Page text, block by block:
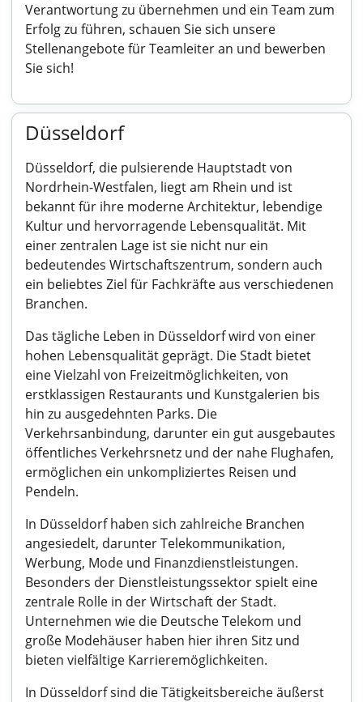
Verantwortung zu übernehmen und ein Team zum
Erfolg zu führen, schauen Sie sich unsere
Stellenangebote für Teamleiter an und bewerben
Sie sich!
Düsseldorf
Düsseldorf, die pulsierende Hauptstadt von
Nordrhein-Westfalen, liegt am Rhein und ist
bekannt für ihre moderne Architektur, lebendige
Kultur und hervorragende Lebensqualität. Mit
einer zentralen Lage ist sie nicht nur ein
bedeutendes Wirtschaftszentrum, sondern auch
ein beliebtes Ziel für Fachkräfte aus verschiedenen
Branchen.
Das tägliche Leben in Düsseldorf wird von einer
hohen Lebensqualität geprägt. Die Stadt bietet
eine Vielzahl von Freizeitmöglichkeiten, von
erstklassigen Restaurants und Kunstgalerien bis
hin zu ausgedehnten Parks. Die
Verkehrsanbindung, darunter ein gut ausgebautes
öffentliches Verkehrsnetz und der nahe Flughafen,
ermöglichen ein unkompliziertes Reisen und
Pendeln.
In Düsseldorf haben sich zahlreiche Branchen
angesiedelt, darunter Telekommunikation,
Werbung, Mode und Finanzdienstleistungen.
Besonders der Dienstleistungssektor spielt eine
zentrale Rolle in der Wirtschaft der Stadt.
Unternehmen wie die Deutsche Telekom und
große Modehäuser haben hier ihren Sitz und
bieten vielfältige Karrieremöglichkeiten.
In Düsseldorf sind die Tätigkeitsbereiche äußerst